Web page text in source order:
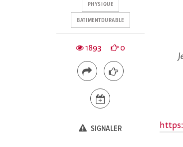
PHYSIQUE
BATIMENTDURABLE
1893 0
SIGNALER